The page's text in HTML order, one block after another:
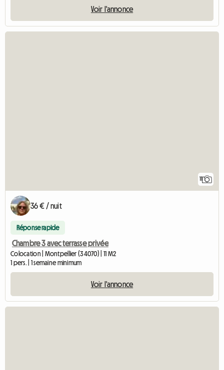
Voir l'annonce
11
36 € / nuit
Réponse rapide
Chambre 3 avec terrasse privée
Colocation | Montpellier (34070) | 11 M2
1 pers. | 1 semaine minimum
Voir l'annonce